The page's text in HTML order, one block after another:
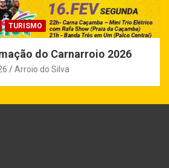
TURISMO
do Carnarroio 2026
Arroio do Silva